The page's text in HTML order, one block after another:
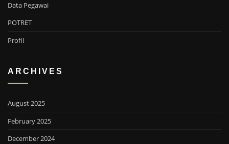
Data Pegawai
POTRET
Profil
ARCHIVES
August 2025
February 2025
December 2024